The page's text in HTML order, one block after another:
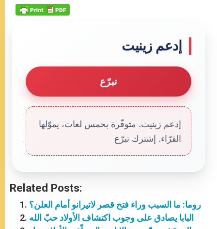
إدعم زينيت
تبرّع
إدعم زينيت. متوفّرة بخمس لغات، يموّلها
القرّاء. إشترك تبرّع
Related Posts:
روما: ما السبب وراء فتح قصر لاتيرانو أمام العلن؟
البابا يصادق على وجوب اكتشاف الأولاد حبّ الله